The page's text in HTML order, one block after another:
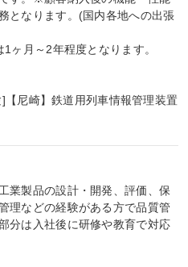
となります。(国内各地への出張
ヶ月～2年程度となります。
尼崎】鉄道用列車情報管理装置
業製品の設計・開発、評価、保
理などの経験がある方で品質管
分は入社後に研修や教育で対応